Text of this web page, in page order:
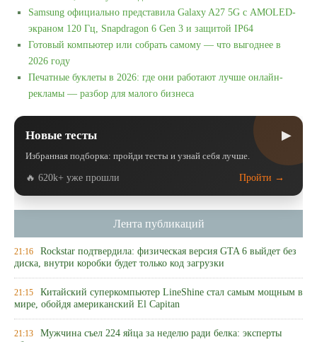
Samsung официально представила Galaxy A27 5G с AMOLED-
экраном 120 Гц, Snapdragon 6 Gen 3 и защитой IP64
Готовый компьютер или собрать самому — что выгоднее в
2026 году
Печатные буклеты в 2026: где они работают лучше онлайн-
рекламы — разбор для малого бизнеса
Новые тесты ▶
Избранная подборка: пройди тесты и узнай себя лучше.
🔥 620k+ уже прошли Пройти →
Лента публикаций
21:16 Rockstar подтвердила: физическая версия GTA 6 выйдет без
диска, внутри коробки будет только код загрузки
21:15 Китайский суперкомпьютер LineShine стал самым мощным в
мире, обойдя американский El Capitan
21:13 Мужчина съел 224 яйца за неделю ради белка: эксперты